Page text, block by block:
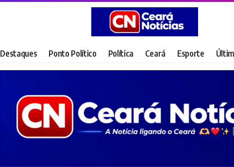
Destaques Ponto Político Política Ceará Esporte